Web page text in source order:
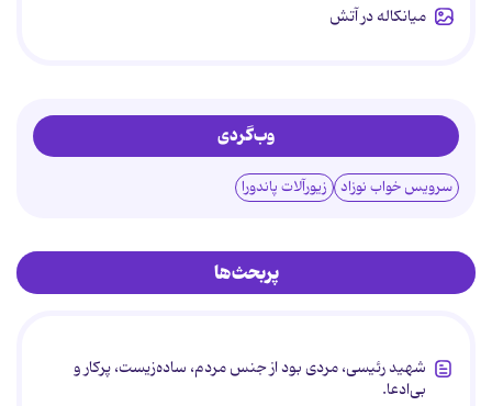
میانکاله در آتش
وب‌گردی
سرویس خواب نوزاد زیورآلات پاندورا
پربحث‌ها
شهید رئیسی، مردی بود از جنس مردم، ساده‌زیست، پرکار و
بی‌ادعا.